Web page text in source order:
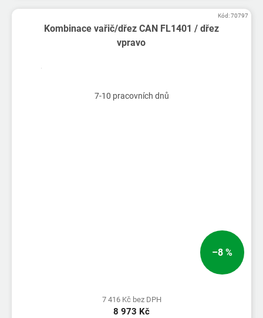
Kombinace vařič/dřez CAN FL1401 / dřez
vpravo
7-10 pracovních dnů
–8 %
7 416 Kč bez DPH
8 973 Kč
Kód:70797